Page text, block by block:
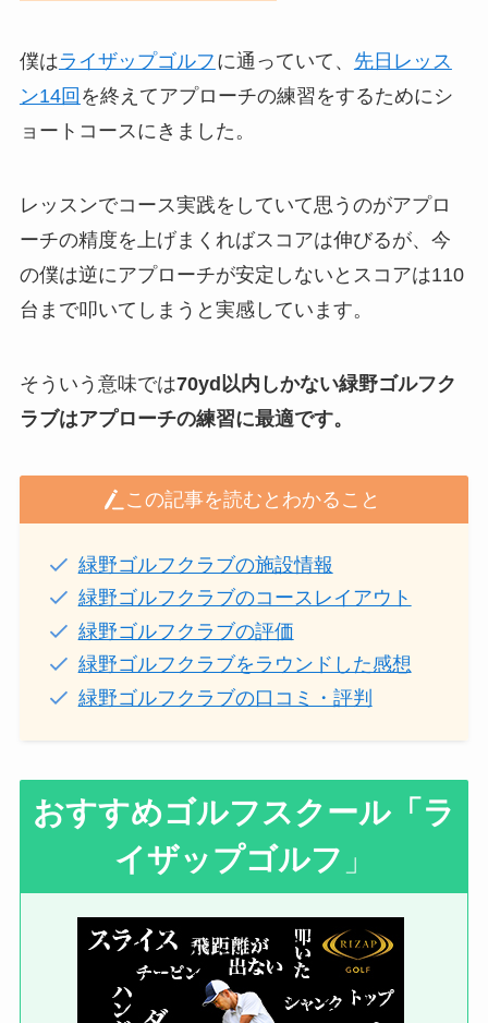
僕はライザップゴルフ に通っていて、 先日レッス
ン14回 を終えてアプローチの練習をするためにシ
ョートコースにきました。
レッスンでコース実践をしていて思うのがアプロ
ーチの精度を上げまくればスコアは伸びるが、今
の僕は逆にアプローチが安定しないとスコアは110
台まで叩いてしまうと実感しています。
そういう意味では70yd以内しかない緑野ゴルフク
ラブはアプローチの練習に最適です。
この記事を読むとわかること
緑野ゴルフクラブの施設情報
緑野ゴルフクラブのコースレイアウト
緑野ゴルフクラブの評価
緑野ゴルフクラブをラウンドした感想
緑野ゴルフクラブの口コミ・評判
おすすめゴルフスクール 「ラ
イザップゴルフ 」